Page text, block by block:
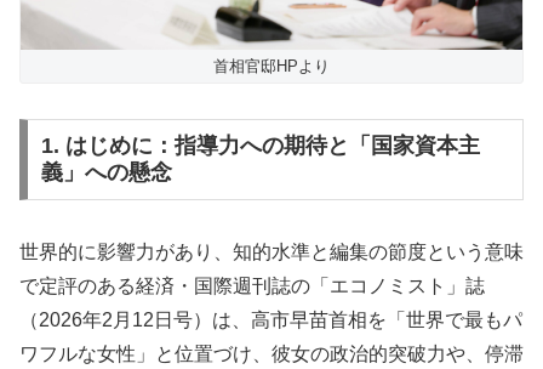
首相官邸HPより
1. はじめに：指導力への期待と「国家資本主
義」への懸念
世界的に影響力があり、知的水準と編集の節度という意味
で定評のある経済・国際週刊誌の「エコノミスト」誌
（2026年2月12日号）は、高市早苗首相を「世界で最もパ
ワフルな女性」と位置づけ、彼女の政治的突破力や、停滞